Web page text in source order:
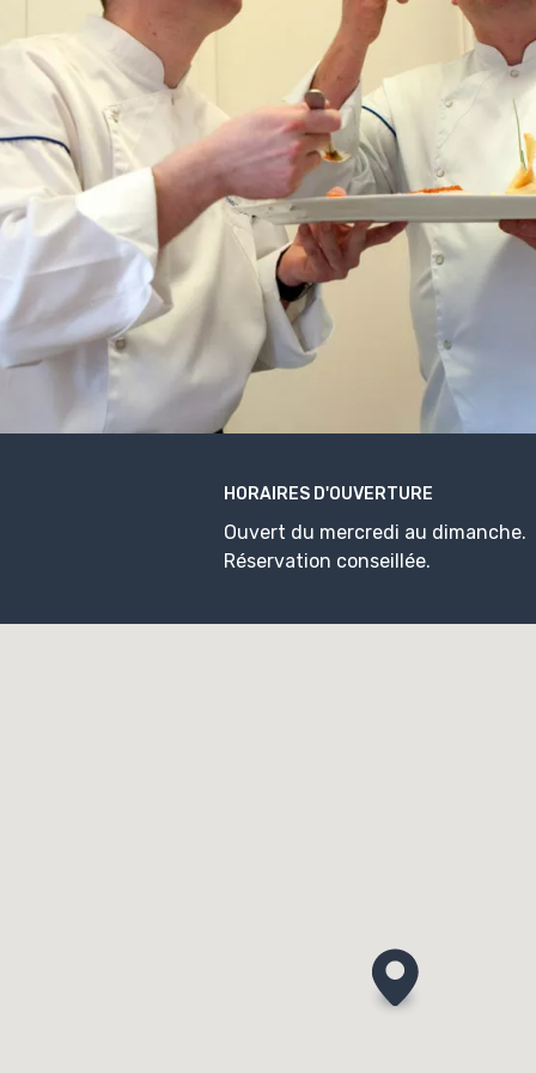
HORAIRES D'OUVERTURE
Ouvert du mercredi au dimanche.
Réservation conseillée.